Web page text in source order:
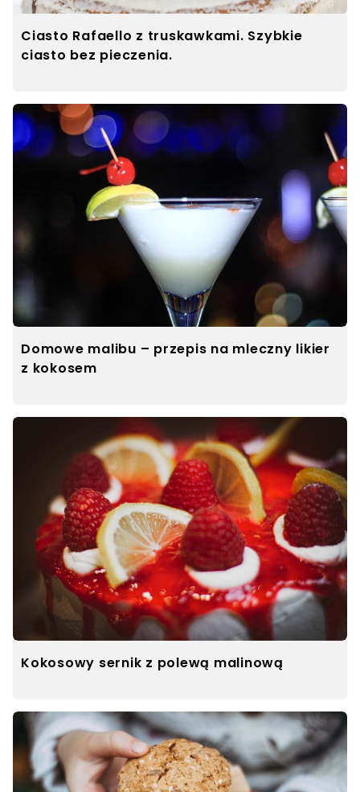
Ciasto Rafaello z truskawkami. Szybkie
ciasto bez pieczenia.
Domowe malibu – przepis na mleczny likier
z kokosem
Kokosowy sernik z polewą malinową